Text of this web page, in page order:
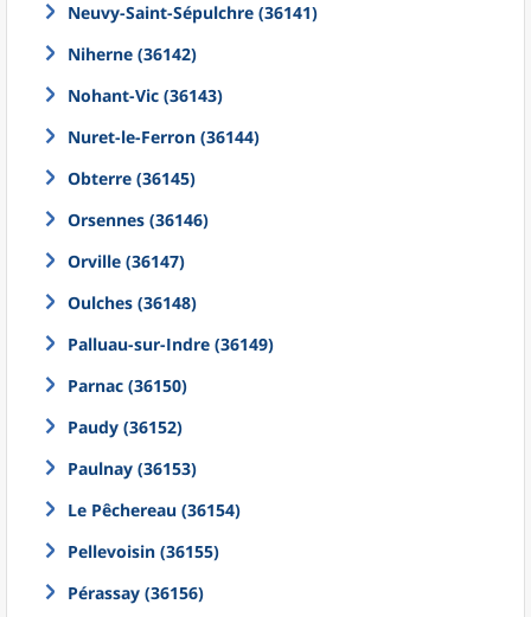
Neuvy-Saint-Sépulchre (36141)
Niherne (36142)
Nohant-Vic (36143)
Nuret-le-Ferron (36144)
Obterre (36145)
Orsennes (36146)
Orville (36147)
Oulches (36148)
Palluau-sur-Indre (36149)
Parnac (36150)
Paudy (36152)
Paulnay (36153)
Le Pêchereau (36154)
Pellevoisin (36155)
Pérassay (36156)